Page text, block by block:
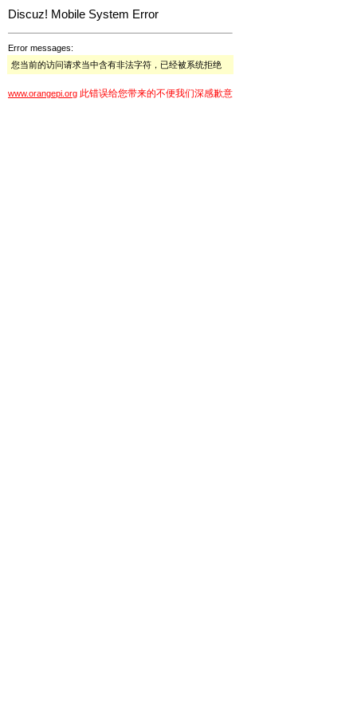
Discuz! Mobile System Error
Error messages:
您当前的访问请求当中含有非法字符，已经被系统拒绝
www.orangepi.org 此错误给您带来的不便我们深感歉意